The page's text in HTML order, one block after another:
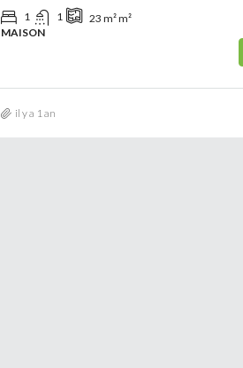
1 1 23 m²m²
MAISON
il y a 1 an